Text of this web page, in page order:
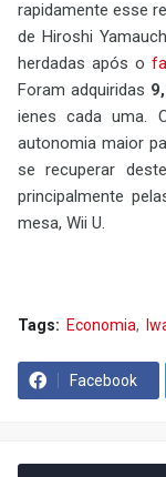
rapidamente esse
de Hiroshi
herdadas após o
Foram adquiridas
ienes cada uma.
autonomia maior
se recuperar
principalmente
mesa, Wii U.
Tags: Economia
Facebook